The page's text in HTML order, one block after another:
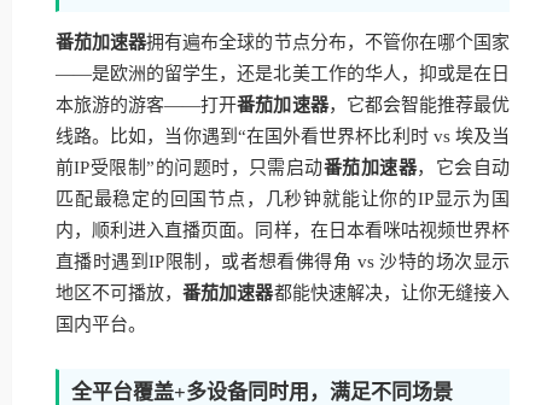
番茄加速器拥有遍布全球的节点分布，不管你在哪个国家
——是欧洲的留学生，还是北美工作的华人，抑或是在日
本旅游的游客——打开番茄加速器，它都会智能推荐最优
线路。比如，当你遇到“在国外看世界杯比利时 vs 埃及当
前IP受限制”的问题时，只需启动番茄加速器，它会自动
匹配最稳定的回国节点，几秒钟就能让你的IP显示为国
内，顺利进入直播页面。同样，在日本看咪咕视频世界杯
直播时遇到IP限制，或者想看佛得角 vs 沙特的场次显示
地区不可播放，番茄加速器都能快速解决，让你无缝接入
国内平台。
全平台覆盖+多设备同时用，满足不同场景